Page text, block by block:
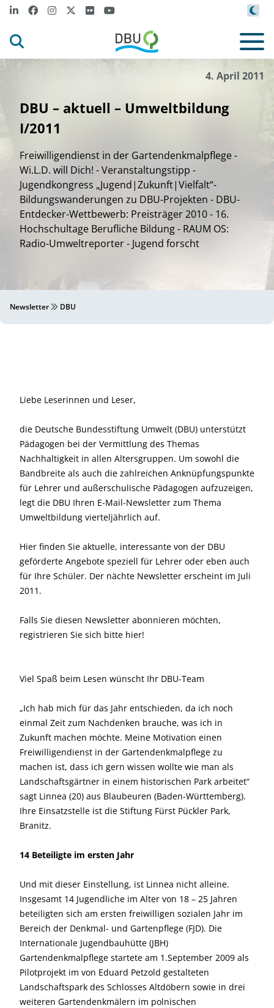
4. April 2011
DBU – aktuell – Umweltbildung
I/2011
Freiwilligendienst in der Gartendenkmalpflege -
Wi.L.D. will Dich! - Veranstaltungstipp -
Jugendkongress „Jugend|Zukunft|Vielfalt“-
Bildungswanderungen zu DBU-Projekten - DBU-
Entdecker-Wettbewerb: Preisträger 2010 - 16.
Hochschultage Berufliche Bildung - RAUM OS:
Radio-Umweltreporter - Jugend forscht
Newsletter DBU
Liebe Leserinnen und Leser,
die Deutsche Bundesstiftung Umwelt (DBU) unterstützt
Pädagogen bei der Vermittlung des Themas
Nachhaltigkeit in allen Altersgruppen. Um sowohl die
Bandbreite als auch die zahlreichen Anknüpfungspunkte
für Lehrer und außerschulische Pädagogen aufzuzeigen,
legt die DBU Ihren E-Mail-Newsletter zum Thema
Umweltbildung vierteljährlich auf.
Hier finden Sie aktuelle, interessante von der DBU
geförderte Angebote speziell für Lehrer oder eben auch
für Ihre Schüler. Der nächte Newsletter erscheint im Juli
2011.
Falls Sie diesen Newsletter abonnieren möchten,
registrieren Sie sich bitte hier!
Viel Spaß beim Lesen wünscht Ihr DBU-Team
„Ich hab mich für das Jahr entschieden, da ich noch
einmal Zeit zum Nachdenken brauche, was ich in
Zukunft machen möchte. Meine Motivation einen
Freiwilligendienst in der Gartendenkmalpflege zu
machen ist, dass ich gern wissen wollte wie man als
Landschaftsgärtner in einem historischen Park arbeitet“
sagt Linnea (20) aus Blaubeuren (Baden-Württemberg).
Ihre Einsatzstelle ist die Stiftung Fürst Pückler Park,
Branitz.
14 Beteiligte im ersten Jahr
Und mit dieser Einstellung, ist Linnea nicht alleine.
Insgesamt 14 Jugendliche im Alter von 18 – 25 Jahren
beteiligten sich am ersten freiwilligen sozialen Jahr im
Bereich der Denkmal- und Gartenpflege (FJD). Die
Internationale Jugendbauhütte (JBH)
Gartendenkmalpflege startete am 1.September 2009 als
Pilotprojekt im von Eduard Petzold gestalteten
Landschaftspark des Schlosses Altdöbern sowie in drei
weiteren Gartendenkmälern im polnischen